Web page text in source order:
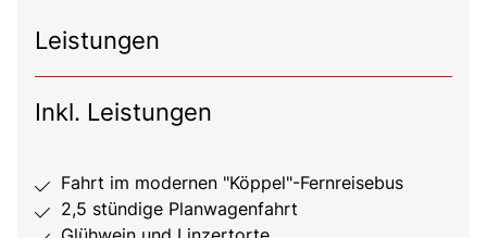
Leistungen
Inkl. Leistungen
Fahrt im modernen "Köppel"-Fernreisebus
2,5 stündige Planwagenfahrt